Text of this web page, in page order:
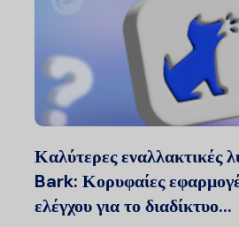
Καλύτερες εναλλακτικές
Bark: Κορυφαίες
ελέγχου για το διαδίκτυο...